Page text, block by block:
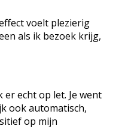
voelt plezierig
als ik bezoek krijg,
echt op let. Je went
ook automatisch,
op mijn